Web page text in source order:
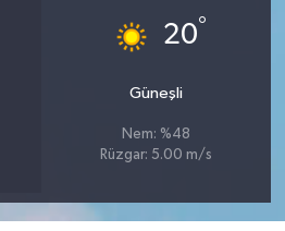
20°
Güneşli
Nem: %48
Rüzgar: 5.00 m/s